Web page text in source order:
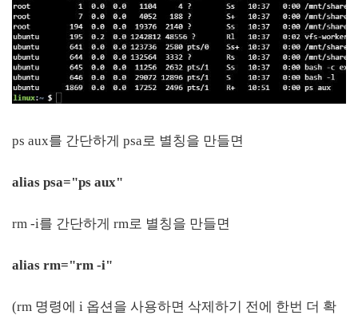
ps aux를 간단하게 psa로 별칭을 만들면
alias psa="ps aux"
rm -i를 간단하게 rm로 별칭을 만들면
alias rm="rm -i"
(rm 명령에 i 옵션을 사용하면 삭제하기 전에 한번 더 확